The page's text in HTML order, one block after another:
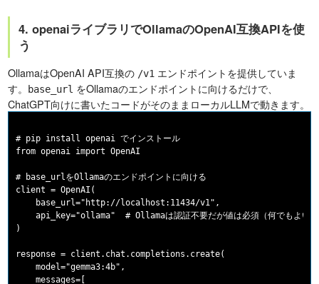
4. openaiライブラリでOllamaのOpenAI互換APIを使
う
OllamaはOpenAI API互換の /v1 エンドポイントを提供していま
す。
base_url をOllamaのエンドポイントに向けるだけで、
ChatGPT向けに書いたコードがそのままローカルLLMで動きます。
# pip install openai でインストール
from openai import OpenAI
# base_urlをOllamaのエンドポイントに向ける
client = OpenAI(
    base_url="http://localhost:11434/v1",
    api_key="ollama"  # Ollamaは認証不要だが値は必須（何でもよい）
)
response = client.chat.completions.create(
    model="gemma3:4b",
    messages=[